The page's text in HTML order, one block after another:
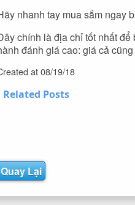
nhanh tay mua sắm ngay
chính là địa chỉ tốt nhất để
đánh giá cao: giá cả
at08/19/18
Related Posts
Quay Lại